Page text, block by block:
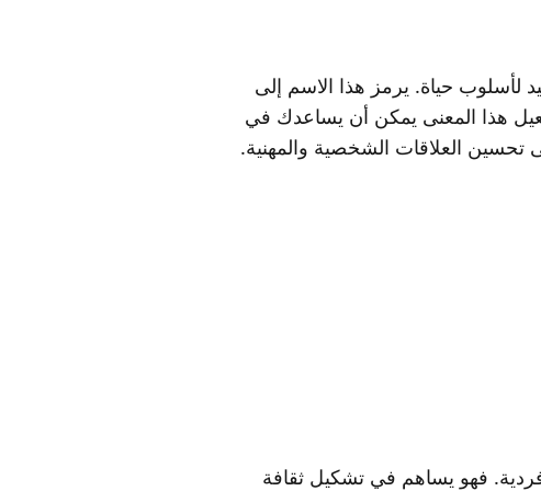
حياة. يرمز هذا الاسم إلى
هذا المعنى يمكن أن يساعدك في
تحسين العلاقات الشخصية والمهنية.
فهو يساهم في تشكيل ثقافة